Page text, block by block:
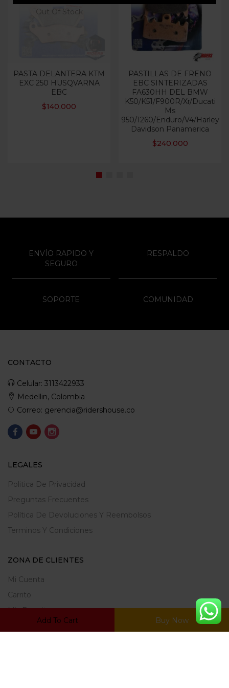
Add To Cart Buy Now
Out Of Stock
PASTA DELANTERA KTM
EXC 250 HUSQVARNA
EBC
$140.000
PASTILLAS DE FRENO
EBC SINTERIZADAS
FA630HH DEL BMW
K50/K51/F900R/Xr/Ducati
Ms
950/1260/Enduro/V4/Harley
Davidson Panamerica
$240.000
ENVÍO RAPIDO Y
SEGURO
RESPALDO
SOPORTE COMUNIDAD
CONTACTO
Celular: 3113422933
Medellin, Colombia
Correo: gerencia@ridershouse.co
LEGALES
Politica De Privacidad
Preguntas Frecuentes
Política De Devoluciones Y Reembolsos
Terminos Y Condiciones
ZONA DE CLIENTES
Mi Cuenta
Carrito
Mis Favoritos
Ratrear Pedido